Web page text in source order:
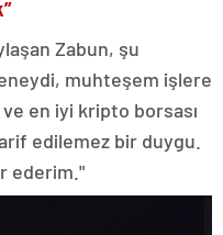
Zabun, şu
muhteşem işlere
en iyi kripto borsası
edilemez bir duygu.
ederim."